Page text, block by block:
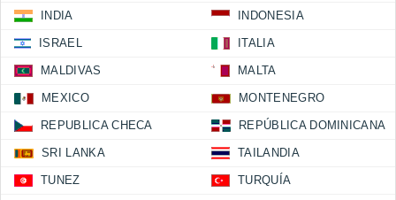
INDIA INDONESIA
ISRAEL ITALIA
MALDIVAS MALTA
MEXICO MONTENEGRO
REPUBLICA CHECA REPÚBLICA DOMINICANA
SRI LANKA TAILANDIA
TUNEZ TURQUÍA